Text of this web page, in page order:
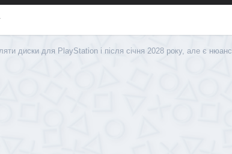
диски для PlayStation і після січня 2028 року, але є нюанс